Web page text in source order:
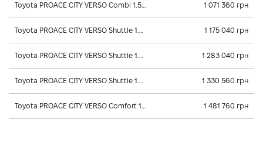
1 071 360 грн
1 175 040 грн
1 283 040 грн
1 330 560 грн
1 481 760 грн